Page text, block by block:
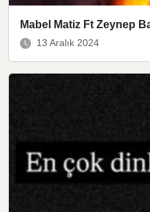
Mabel Matiz Ft Zeynep
13 Aralık 2024